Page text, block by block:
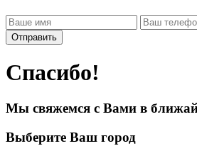
Спасибо!
Мы свяжемся с Вами в
Выберите Ваш город